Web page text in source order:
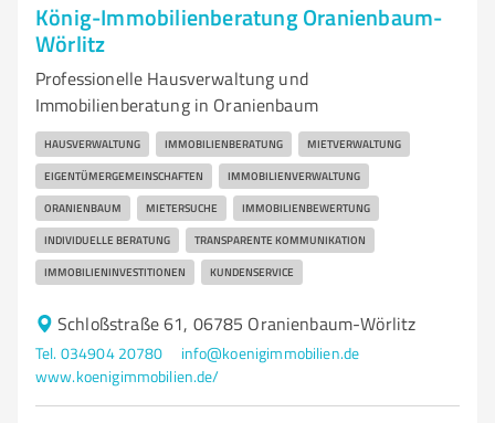
König-Immobilienberatung Oranienbaum-
Wörlitz
Professionelle Hausverwaltung und
Immobilienberatung in Oranienbaum
HAUSVERWALTUNG IMMOBILIENBERATUNG MIETVERWALTUNG
EIGENTÜMERGEMEINSCHAFTEN IMMOBILIENVERWALTUNG
ORANIENBAUM MIETERSUCHE IMMOBILIENBEWERTUNG
INDIVIDUELLE BERATUNG TRANSPARENTE KOMMUNIKATION
IMMOBILIENINVESTITIONEN KUNDENSERVICE
Schloßstraße 61, 06785 Oranienbaum-Wörlitz
Tel. 034904 20780
info@koenigimmobilien.de
www.koenigimmobilien.de/